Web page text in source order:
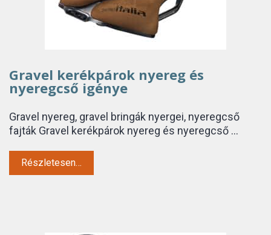
Gravel kerékpárok nyereg és
nyeregcső igénye
Gravel nyereg, gravel bringák nyergei, nyeregcső
fajták Gravel kerékpárok nyereg és nyeregcső …
Részletesen…